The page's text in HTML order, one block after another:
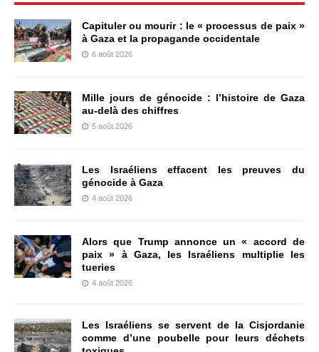
Capituler ou mourir : le « processus de paix »
à Gaza et la propagande occidentale
6 août 2026
Mille jours de génocide : l’histoire de Gaza
au-delà des chiffres
5 août 2026
Les Israéliens effacent les preuves du
génocide à Gaza
4 août 2026
Alors que Trump annonce un « accord de
paix » à Gaza, les Israéliens multiplie les
tueries
4 août 2026
Les Israéliens se servent de la Cisjordanie
comme d’une poubelle pour leurs déchets